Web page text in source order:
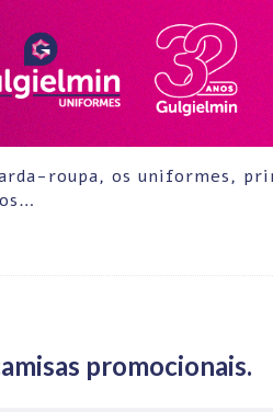
roupa, os uniformes,
promocionais.